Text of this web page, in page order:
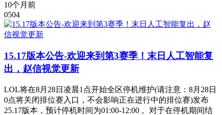
10个月前
0504
15.17版本公告-欢迎来到第3赛季！末日人工智能复
出，赵信视觉更新
LOL将在8月28日凌晨1点开始全区停机维护(请注意：8月28日
0点将关闭排位赛入口，不会影响正在进行中的排位赛)发布
25.17版本，预计停机时间为01:00-12:00 。对于在停机期间结